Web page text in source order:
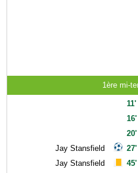
1ère mi-
Jay Stansfield
Jay Stansfield
11'
16'
20'
27'
45'